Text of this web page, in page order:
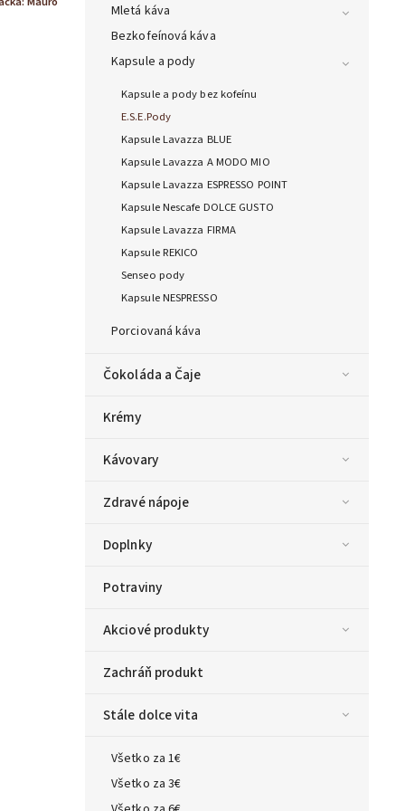
Mletá káva
Bezkofeínová káva
Kapsule a pody
Kapsule a pody bez kofeínu
E.S.E.Pody
Kapsule Lavazza BLUE
Kapsule Lavazza A MODO MIO
Kapsule Lavazza ESPRESSO POINT
Kapsule Nescafe DOLCE GUSTO
Kapsule Lavazza FIRMA
Kapsule REKICO
Senseo pody
Kapsule NESPRESSO
Porciovaná káva
Čokoláda a Čaje
Krémy
Kávovary
Zdravé nápoje
Doplnky
Potraviny
Akciové produkty
Zachráň produkt
Stále dolce vita
Všetko za 1€
Všetko za 3€